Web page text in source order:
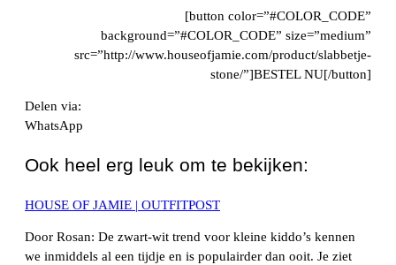
[button color=”#COLOR_CODE”
background=”#COLOR_CODE” size=”medium”
src=”http://www.houseofjamie.com/product/slabbetje-
stone/”]BESTEL NU[/button]
Delen via:
WhatsApp
Ook heel erg leuk om te bekijken:
HOUSE OF JAMIE | OUTFITPOST
Door Rosan: De zwart-wit trend voor kleine kiddo’s kennen
we inmiddels al een tijdje en is populairder dan ooit. Je ziet